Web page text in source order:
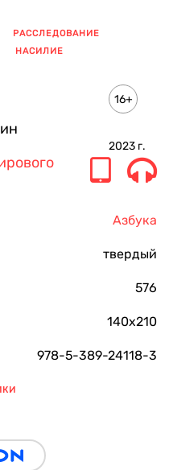
РАССЛЕДОВАНИЕ
НАСИЛИЕ
16+
2023 г.
Азбука
твердый
576
140х210
978-5-389-24118-3